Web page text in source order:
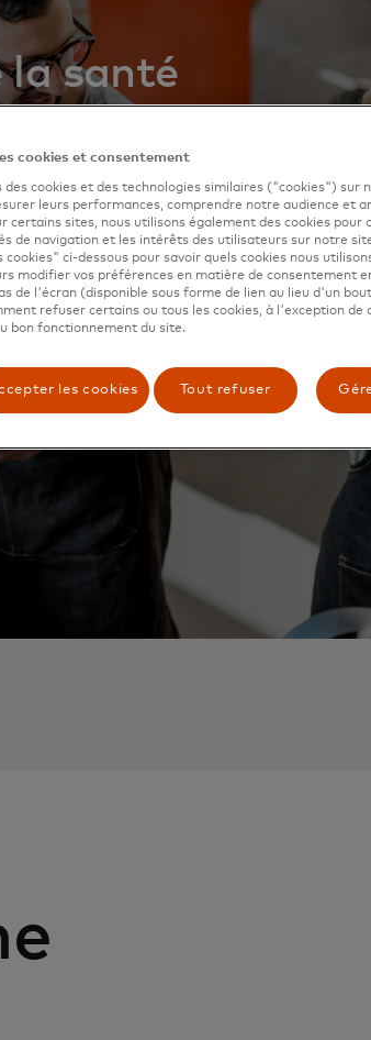
la santé
cookies et consentement
des cookies et des technologies similaires ("cookies") sur
leurs performances, comprendre notre audience et
certains sites, nous utilisons également des cookies pour
de navigation et les intérêts des utilisateurs sur notre
cookies" ci-dessous pour savoir quels cookies nous
modifier vos préférences en matière de consentement
de l'écran (disponible sous forme de lien au lieu d'un
refuser certains ou tous les cookies, à l'exception de
bon fonctionnement du site.
les cookies Tout refuser